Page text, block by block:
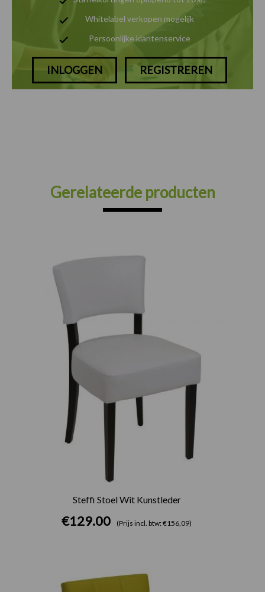
Whitelabel verkopen mogelijk
Persoonlijke klantenservice
INLOGGEN REGISTREREN
Gerelateerde producten
Steffi Stoel Wit Kunstleder
€129.00 (Prijs incl. btw: €156,09)